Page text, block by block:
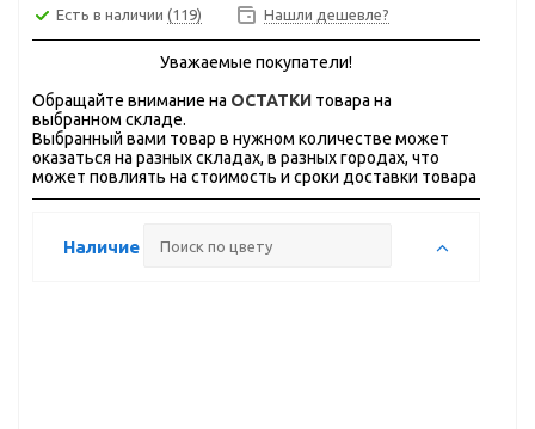
Есть в наличии (119) Нашли дешевле?
Уважаемые покупатели!
Обращайте внимание на ОСТАТКИ товара на
выбранном складе.
Выбранный вами товар в нужном количестве может
оказаться на разных складах, в разных городах, что
может повлиять на стоимость и сроки доставки товара
Наличие